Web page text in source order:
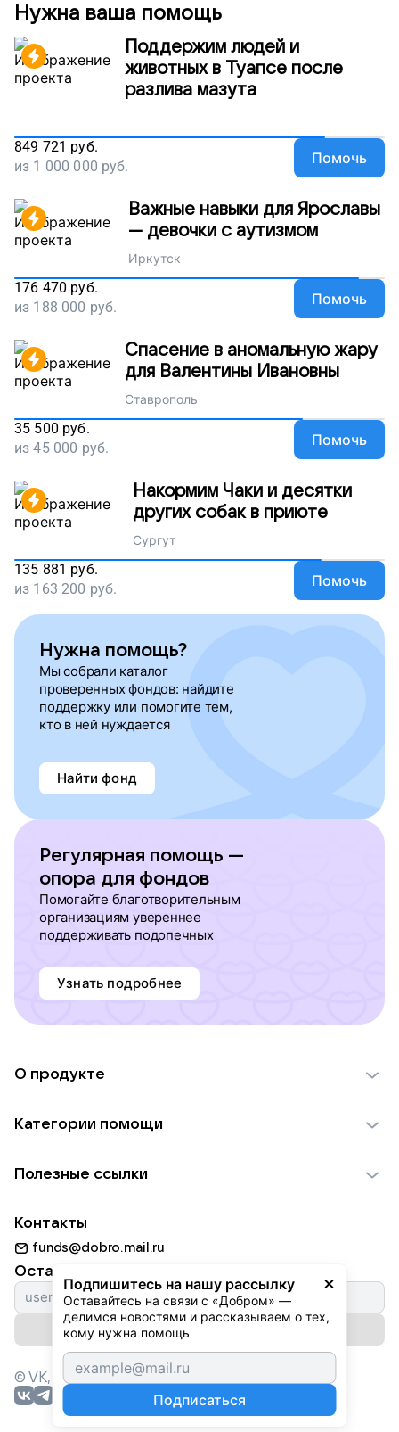
Нужна ваша помощь
Поддержим людей и
животных в Туапсе после
разлива мазута
849 721 руб.
из 1 000 000 руб. Помочь
Важные навыки для Ярославы
— девочки с аутизмом
Иркутск
176 470 руб.
из 188 000 руб. Помочь
Спасение в аномальную жару
для Валентины Ивановны
Ставрополь
35 500 руб.
из45 000 руб. Помочь
Накормим Чаки и десятки
других собак в приюте
Сургут
135 881 руб.
из 163 200 руб. Помочь
Нужна помощь?
Мы собрали каталог
проверенных фондов: найдите
поддержку или помогите тем,
кто в ней нуждается
Найти фонд
Регулярная помощь —
опора для фондов
Помогайте благотворительным
организациям увереннее
поддерживать подопечных
Узнать подробнее
Подпишитесь на нашу рассылку
Оставайтесь на связи с «Добром» —
делимся новостями и рассказываем о тех,
кому нужна помощь
Подписаться
О продукте
Использование материалов
Для НКО
Партнерам
Категории помощи
Пожилым
Животным
Природе
Культуре
Фондам
Полезные ссылки
Добрый день
Истории
Автоплатежи
Контакты
funds@dobro.mail.ru
Оставайтесь с нами
Подписаться на рассылку
© VK, 2026г. Все права защищены.